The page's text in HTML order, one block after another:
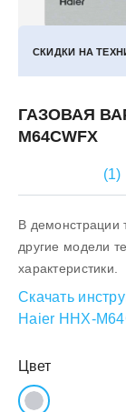
ГАЗОВАЯ
M64CWFX
(1)
СКИДКИ НА
В демонстрации
другие модели
характеристики.
Скачать
Haier HHX-
Цвет